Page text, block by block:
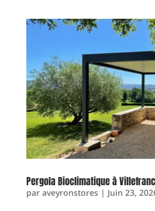
Pergola Bioclimatique à
par aveyronstores | Juin 23,